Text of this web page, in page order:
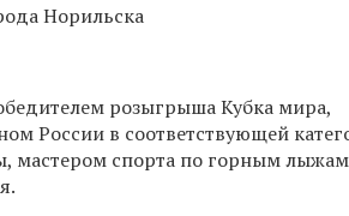
Норильска
розыгрыша Кубка мира,
России в соответствующей
мастером спорта по горным